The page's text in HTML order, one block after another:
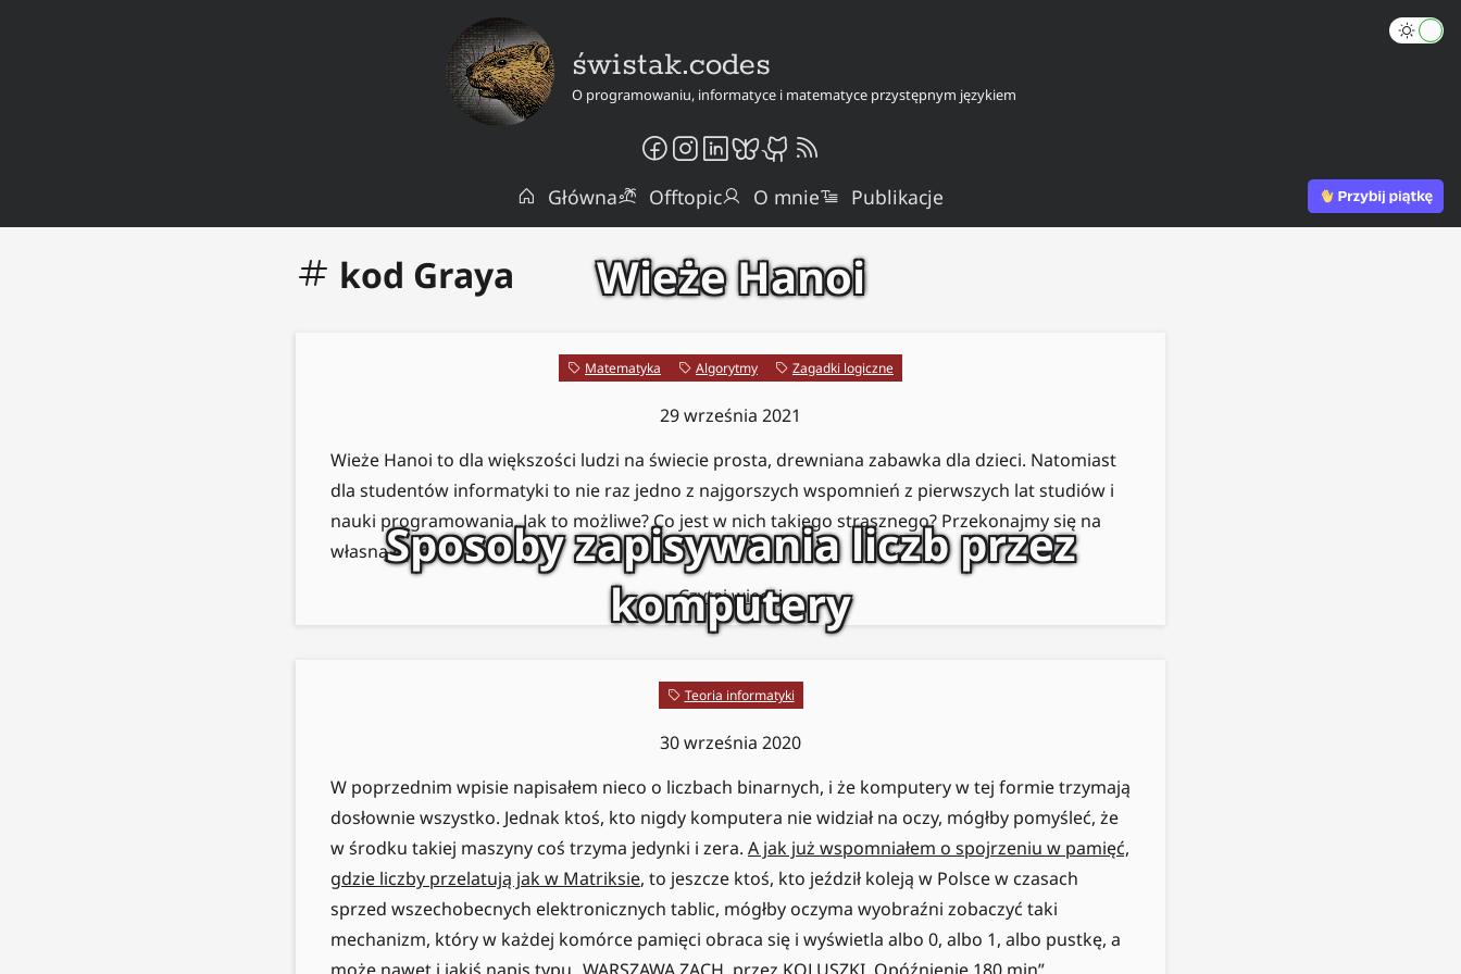
świstak.codes
O programowaniu, informatyce i matematyce przystępnym językiem
Główna Offtopic O mnie Publikacje
kod Graya Wieże Hanoi
Matematyka Algorytmy Zagadki logiczne
29 września 2021
Wieże Hanoi to dla większości ludzi na świecie prosta, drewniana zabawka dla dzieci. Natomiast
dla studentów informatyki to nie raz jedno z najgorszych wspomnień z pierwszych lat studiów i
nauki programowania. Jak to możliwe? Co jest w nich takiego strasznego? Przekonajmy się na
własną rękę.
Czytaj więcej
Sposoby zapisywania liczb przez
komputery
Teoria informatyki
30 września 2020
W poprzednim wpisie napisałem nieco o liczbach binarnych, i że komputery w tej formie trzymają
dosłownie wszystko. Jednak ktoś, kto nigdy komputera nie widział na oczy, mógłby pomyśleć, że
w środku takiej maszyny coś trzyma jedynki i zera. A jak już wspomniałem o spojrzeniu w pamięć,
gdzie liczby przelatują jak w Matriksie, to jeszcze ktoś, kto jeździł koleją w Polsce w czasach
sprzed wszechobecnych elektronicznych tablic, mógłby oczyma wyobraźni zobaczyć taki
mechanizm, który w każdej komórce pamięci obraca się i wyświetla albo 0, albo 1, albo pustkę, a
może nawet i jakiś napis typu „WARSZAWA ZACH. przez KOLUSZKI, Opóźnienie 180 min”.